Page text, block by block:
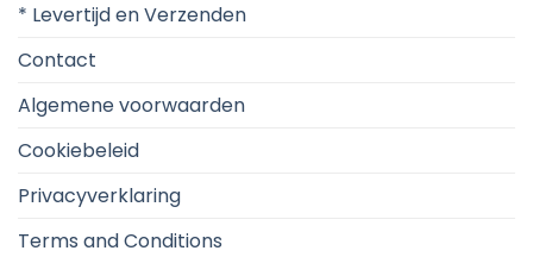
* Levertijd en Verzenden
Contact
Algemene voorwaarden
Cookiebeleid
Privacyverklaring
Terms and Conditions